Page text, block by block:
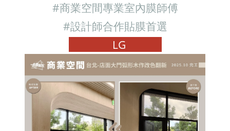
#商業空間專業室內膜師傅
#設計師合作貼膜首選
LG